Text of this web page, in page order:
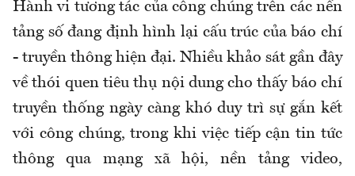
Hành vi tương tác của công chúng trên các nền
tảng số đang định hình lại cấu trúc của báo chí
- truyền thông hiện đại. Nhiều khảo sát gần đây
về thói quen tiêu thụ nội dung cho thấy báo chí
truyền thống ngày càng khó duy trì sự gắn kết
với công chúng, trong khi việc tiếp cận tin tức
thông qua mạng xã hội, nền tảng video,